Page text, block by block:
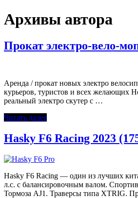
Архивы автора
Прокат электро-вело-
Аренда / прокат новых электро
курьеров, туриcтoв и всех желающих
реальный электро скутер с …
Читать далее
Hasky F6 Racing 2023
Hasky F6 Racing — один из лучших
л.с. с балансировочным валом.
Тормоза AJ1. Траверсы типа XTRIG.